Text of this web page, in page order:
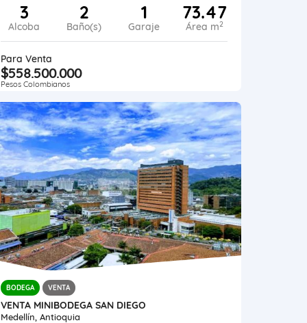
3
Alcoba
2
Baño(s)
1
Garaje
73.47
Área m2
Para Venta
$558.500.000
Pesos Colombianos
BODEGA VENTA
VENTA MINIBODEGA SAN DIEGO
Medellín, Antioquia